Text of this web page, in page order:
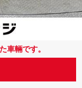
車輛です。